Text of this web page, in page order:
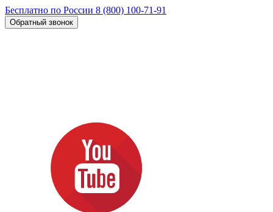
Бесплатно по России 8 (800) 100-71-91
Обратный звонок